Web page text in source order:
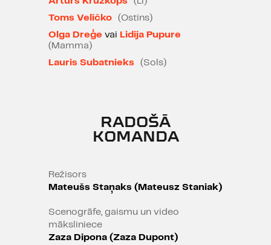
Kad abi satiekas zem viena jumta
tukšajā mātes mājā
Losandželosas nomalē, sapnis par
Ameriku kā iespēju zemi pārtop
karalaukā. Idejas par scenāriju, ko
attiecībām, ambīcijām un
scenārista un aktiera Sema
Šeparda vārds komentārus
Mikelandželo Antonioni “Zabriskie
Point”, (1970), Vima Vendersa
Toms Veličko
(Ostins)
Olga Dreģe vai Lidija Pupure
(Mamma)
Lauris Subatnieks
(Sols)
RADOŠĀ
KOMANDA
Režisors
Mateušs Staņaks (Mateusz Staniak)
Scenogrāfe, gaismu un video
māksliniece
Zaza Dipona (Zaza Dupont)